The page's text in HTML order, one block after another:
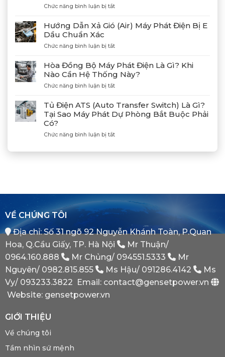
Phát
MGS2300R
Cảng
Chức năng bình luận bị tắtở
Gỡ
Và
Nối
Tác
Cùng
Tân
Giám
Mitsubishi
Heavy
Industries
Khẳng
Vị
Của
Bình
Minh
Hướng Dẫn Xả Gió (Air) Máy Phát Điện Bị E
Dầu Chuẩn Xác
Chức năng bình luận bị tắtở
Dẫn
Xả
Gió
(Air)
Phát
Điện
Bị
Dầu
Xác
Hòa Đồng Bộ Máy Phát Điện Là Gì? Khi
Nào Cần Hệ Thống Này?
Chức năng bình luận bị tắtở
Đồng
Bộ
Máy
Điện
Tủ Điện ATS (Auto Transfer Switch) Là Gì?
Tại Sao Máy Phát Dự Phòng Bắt Buộc Phải
Có?
Chức năng bình luận bị tắtở
Điện
Tại
Sao
Phát
Dự
Phòng
Bắt
Phải
Có?
VỀ CHÚNG TÔI
Địa chỉ: Số 31 ngõ 92 Nguyễn Khánh Toàn, P.Quan
Hoa, Q.Cầu Giấy, TP. Hà Nội
Mr Thuận/
0964.160.888
Mr Chủng/ 094551.5333
Mr
Nguyên/ 0982.815.855 Ms Hậu/ 091286.4142
Ms
Vy/ 093233.3822 Email: contact@gensetpower.vn
Website: gensetpower.vn
GIỚI THIỆU
Về chúng tôi
Tầm nhìn sứ mệnh